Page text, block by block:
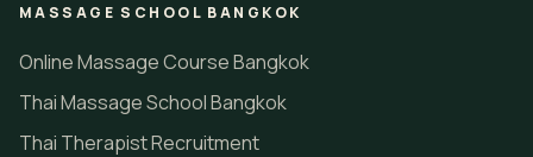
MASSAGE SCHOOL BANGKOK
Online Massage Course Bangkok
Thai Massage School Bangkok
Thai Therapist Recruitment